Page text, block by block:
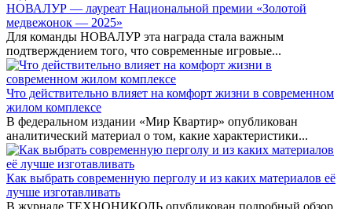
НОВАЛУР — лауреат Национальной премии «Золотой
медвежонок — 2025»
Для команды НОВАЛУР эта награда стала важным
подтверждением того, что современные игровые...
Что действительно влияет на комфорт жизни в современном
жилом комплексе
В федеральном издании «Мир Квартир» опубликован
аналитический материал о том, какие характеристики...
Как выбрать современную перголу и из каких материалов её
лучше изготавливать
В журнале ТЕХНОНИКОЛЬ опубликован подробный обзор